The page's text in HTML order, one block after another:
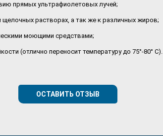
прямых ультрафиолетовых лучей;
растворах, а так же к различных жиров;
моющими средствами;
(отлично переносит температуру до 75°-80° С).
ОСТАВИТЬ ОТЗЫВ